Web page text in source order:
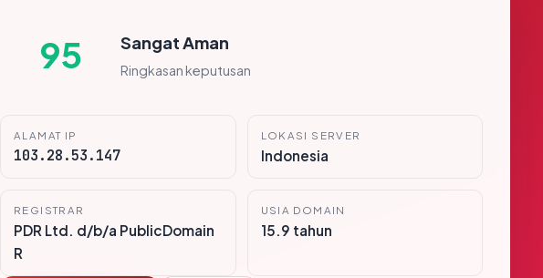
95 Sangat Aman
Ringkasan keputusan
ALAMAT IP
103.28.53.147
LOKASI SERVER
Indonesia
REGISTRAR
PDR Ltd. d/b/a PublicDomain
R
USIA DOMAIN
15.9 tahun